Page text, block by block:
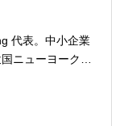
代表。中小企業
ニューヨーク州
に携わり、イン